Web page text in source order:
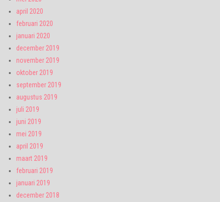
april 2020
februari 2020
januari 2020
december 2019
november 2019
oktober 2019
september 2019
augustus 2019
juli 2019
juni 2019
mei 2019
april 2019
maart 2019
februari 2019
januari 2019
december 2018